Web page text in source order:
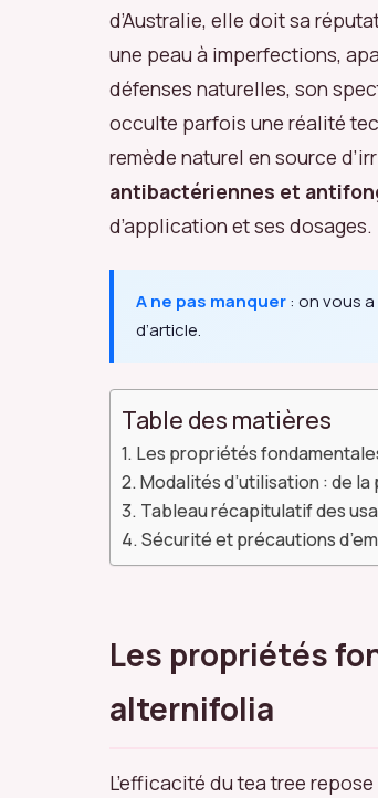
d’Australie, elle doit sa
une peau à imperfections,
défenses naturelles, son
occulte parfois une réalité
remède naturel en source
antibactériennes et
d’application et ses dosages.
A ne pas manquer: on vous
d’article.
Table des matières
Les propriétés
Modalités d’utilisation : de la
Tableau récapitulatif des
Sécurité et précautions
Les propriétés
alternifolia
L’efficacité du tea tree